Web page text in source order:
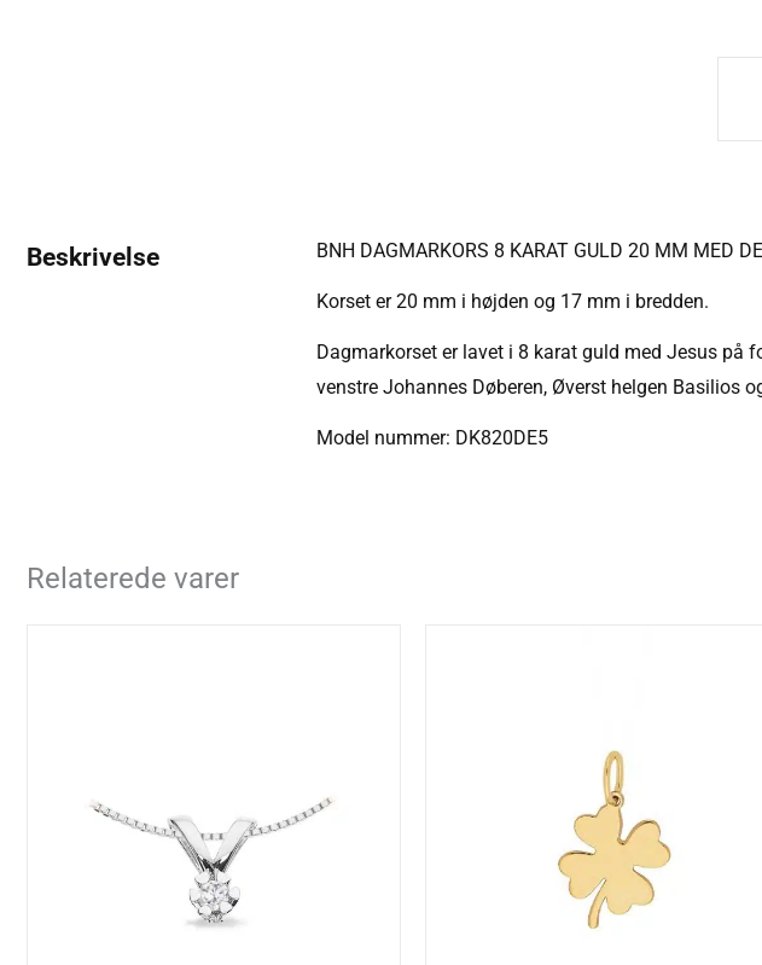
Beskrivelse BNH DAGMARKORS 8 KARAT GULD 20 MM MED
Korset er 20 mm i højden og 17 mm i bredden.
Dagmarkorset er lavet i 8 karat guld med Jesus på
venstre Johannes Døberen, Øverst helgen Basilios
Model nummer: DK820DE5
Relaterede varer